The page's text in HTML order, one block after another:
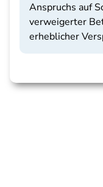
Anspruchs auf
verweigerter
erheblicher